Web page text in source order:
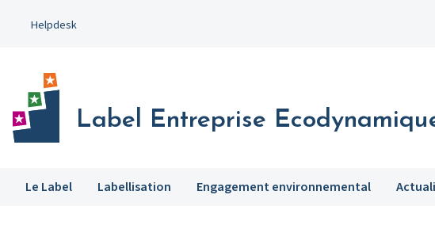
Helpdesk
Label Entreprise
Le Label Labellisation Engagement environnemental